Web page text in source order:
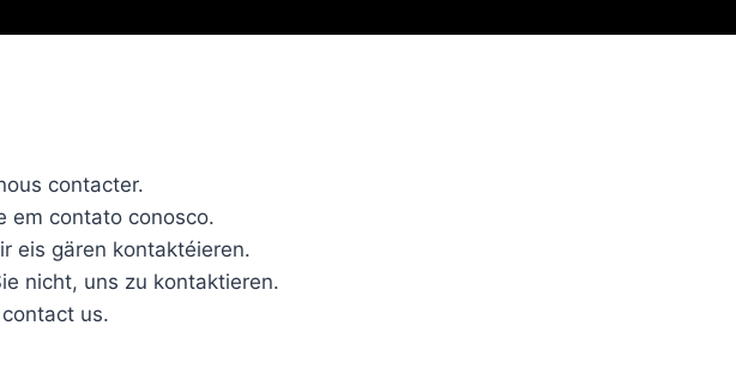
contacter.
em contato conosco.
eis gären kontaktéieren.
nicht, uns zu kontaktieren.
us.